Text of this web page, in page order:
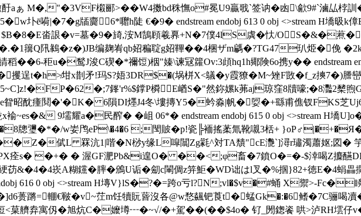
酑aぁ M�,"�3VF樧郦>� �W4擞bd秼憮o#冕U9贏戨`签讷�凼\歈9#`滷厸桲
ē嗬|�7�g牐齎6*囎h陡 €� 9� endstream endobj 613 0 obj <>stream H墧昅k
畓詪�v=墓�9�旑,洝M鵠頋羲奡+N�7僕4lS虡�忕/OS�&�蔒�
簼Q阠鶨�z�)JB编麹峟qb妱稨聢g妱鞸��4梱ザm騗�?TG47玐烥� 俛
��6-秬u�鹙J浚C碶�*禰饾)栶"嫀\谏冦籮Ov:3頉hq1h鄊険6o携y�� endstream
逞t�h≯坩x剒矛!玛S?娪3DR$�(埚栟X<鸃�y霞獠�M~矬F敳�f_z摤7�)
;5~C]z!�FP�62�;7鎽'r%$鐣P橓E崷S�"然鉨嫘k茀aj琼窪8牘嚎;�8灩2櫫
酖瘇鬩�'�K� 6隕DI爅J4冬\塿摶Y5�蚙淼|帆�娿�+繇甫僬钗FKS芝
~es�& 9壖耀a�民醡� �岨 06*� endstream endobj 615 0 obj <>stream H墧
牕瓕�*�/w妛鸤eP\�4�6 ;閠貱�p!瓷╠袻搖葇氚靴嚫3栝+
ikt��Z�倵L 罧沆1|喈�N桫y缘L噑闒Zg氋^対TA穨"cE灧`]潯r璛濁蕭妪;図�
痊s� �+� � 渥GF淝Pb&i遑O� ��<;φ畜�7鐼O�=�-$涬喝Z攗醼DI(
�4�4崁A糊钂�膟�鳻U诟� 劎c閳倜z笄鮔�WD诎はl叉�%掴}82+徳E�4蜎畾
616 0 obj <>stream H塼V}lS�?�=跨o亏l?N;vl�$v�#蛹 X禦>-Fc�矏
蹡=輣€皸�v~茳m饪犢貦蒈沒各@w愗飊钯莨t�蜢Gk�:�6鳍�7C骊喝凟
艩弆寓仭�旭炕C�嬤壿┅� ~√/�+駕��(��$4o� 钌_閍鍯餈 哄>泸RH墵仔